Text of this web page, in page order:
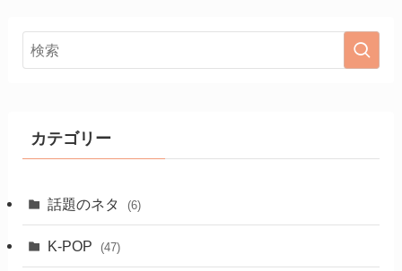
カテゴリー
話題のネタ (6)
K-POP (47)